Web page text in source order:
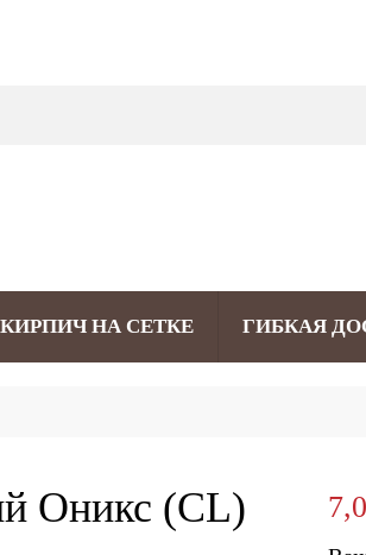
КИРПИЧ НА СЕТКЕ ГИБКАЯ
Оникс (CL)